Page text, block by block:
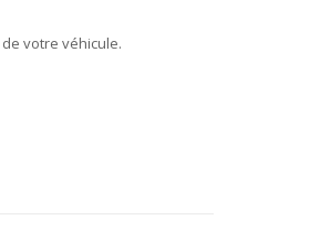
de votre véhicule.